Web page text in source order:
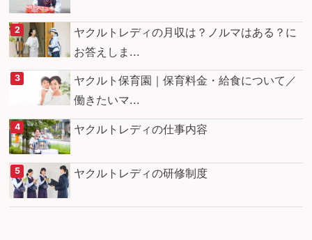
ヤクルトレディの月収は？ノルマはある？に
お答えしま...
ヤクルト保育園｜保育料金・給食について／
働きたいマ...
ヤクルトレディの仕事内容
ヤクルトレディの研修制度